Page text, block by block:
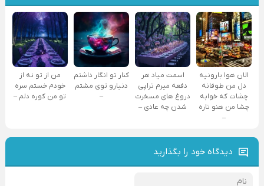
الان هوا بارونیه
دل من طوفانه
چشات که خوابه
چشا من هنو تاره
–
اسمت میاد هر
دفعه میرم تراپی
دروغ‌ های مسخرت
شدن چه عادی –
کنار تو انگار داشتم
دنیارو توی مشتم
–
من از تو نه از
خودم خستم سره
تو من کوره دلم –
دیدگاه خود را بگذارید